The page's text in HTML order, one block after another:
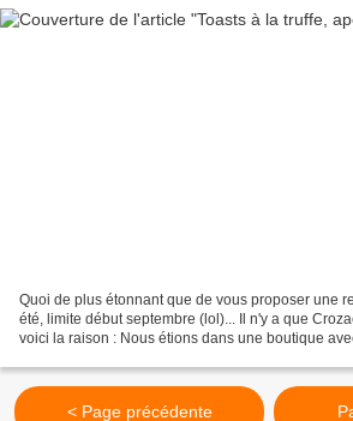
Quoi de plus étonnant que de vous proposer une
été, limite début septembre (lol)... Il n'y a que
voici la raison : Nous étions dans une boutique
< Page précédente